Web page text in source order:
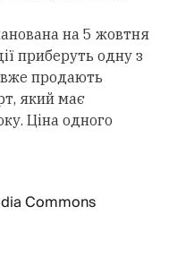
на 5 жовтня
приберуть одну з
вже продають
який має
Ціна одного
Commons